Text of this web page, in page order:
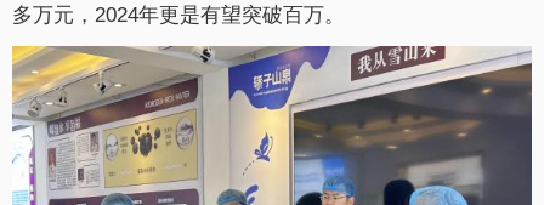
多万元，2024年更是有望突破百万。